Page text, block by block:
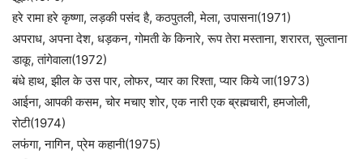
हरे रामा हरे कृष्णा, लड़की पसंद है, कठपुतली, मेला, उपासना(1971)
अपराध, अपना देश, धड़कन, गोमती के किनारे, रूप तेरा मस्ताना, शरारत, सुल्ताना
डाकू, तांगेवाला(1972)
बंधे हाथ, झील के उस पार, लोफर, प्यार का रिश्ता, प्यार किये जा(1973)
आईना, आपकी कसम, चोर मचाए शोर, एक नारी एक ब्रह्मचारी, हमजोली,
रोटी(1974)
लफंगा, नागिन, प्रेम कहानी(1975)